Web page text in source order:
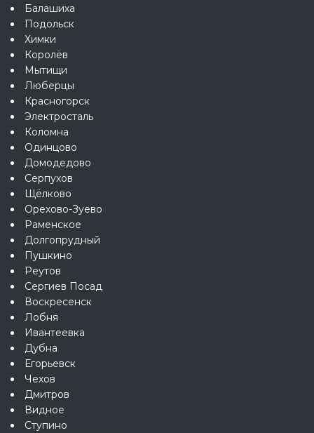
Балашиха
Подольск
Химки
Королёв
Мытищи
Люберцы
Красногорск
Электросталь
Коломна
Одинцово
Домодедово
Серпухов
Щёлково
Орехово-Зуево
Раменское
Долгопрудный
Пушкино
Реутов
Сергиев Посад
Воскресенск
Лобня
Ивантеевка
Дубна
Егорьевск
Чехов
Дмитров
Видное
Ступино